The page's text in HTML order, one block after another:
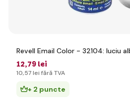
Revell Email Color - 32104: luciu
12,79 lei
10,57 lei fără TVA
+ 2 puncte